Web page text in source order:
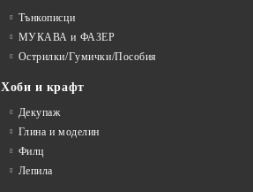
Тънкописци
МУКАВА и ФАЗЕР
Острилки/Гумички/Пособия
Хоби и крафт
Декупаж
Глина и моделин
Филц
Лепила